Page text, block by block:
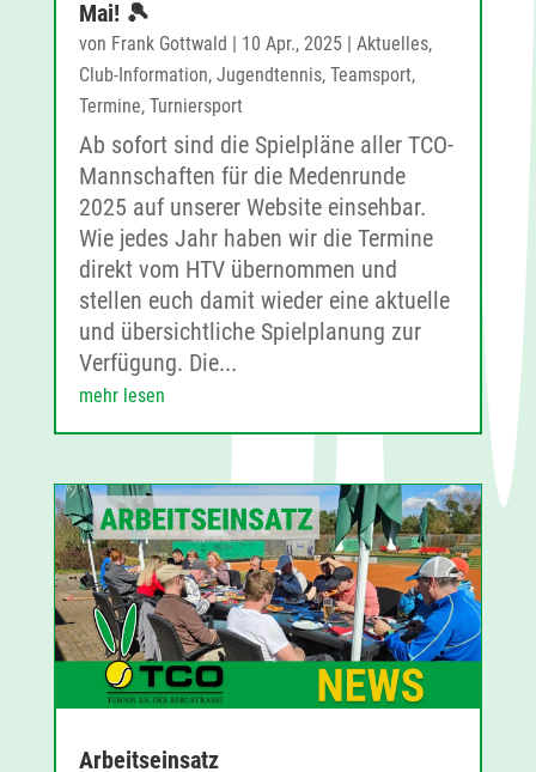
Mai! 🎾
von Frank Gottwald | 10 Apr., 2025| Aktuelles,
Club-Information, Jugendtennis, Teamsport,
Termine, Turniersport
Ab sofort sind die Spielpläne aller TCO-
Mannschaften für die Medenrunde
2025 auf unserer Website einsehbar.
Wie jedes Jahr haben wir die Termine
direkt vom HTV übernommen und
stellen euch damit wieder eine aktuelle
und übersichtliche Spielplanung zur
Verfügung. Die...
mehr lesen
Arbeitseinsatz